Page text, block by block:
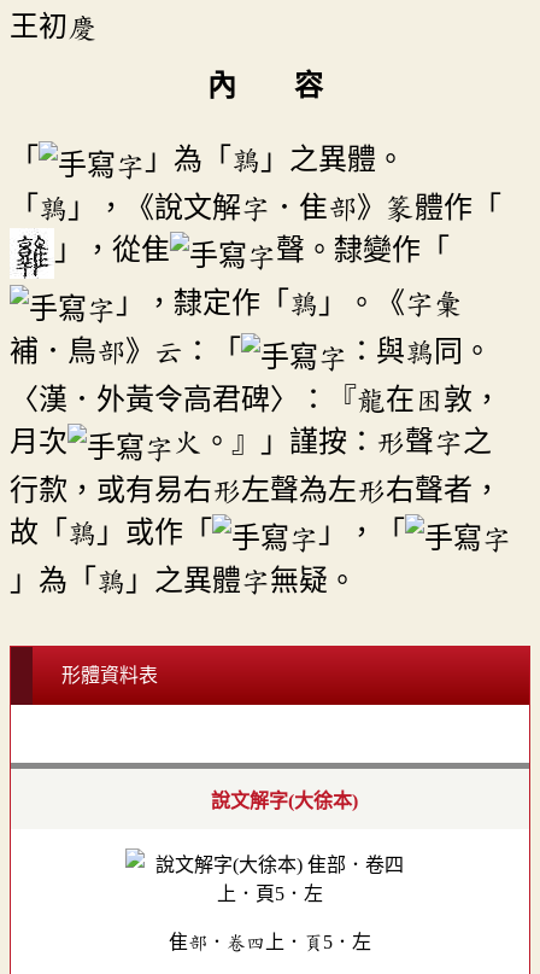
王初慶
內 容
「
」為「鶉」之異體。
「鶉」，《說文解字．隹部》篆體作「
」，從隹
聲。隸變作「
」，隸定作「鶉」。《字彙
補．鳥部》云：「
：與鶉同。
〈漢．外黃令高君碑〉：『龍在困敦，
月次
火。』」謹按：形聲字之
行歀，或有易右形左聲為左形右聲者，
故「鶉」或作「
」，「
」為「鶉」之異體字無疑。
形體資料表
說文解字(大徐本)
隹部．卷四上．頁5．左